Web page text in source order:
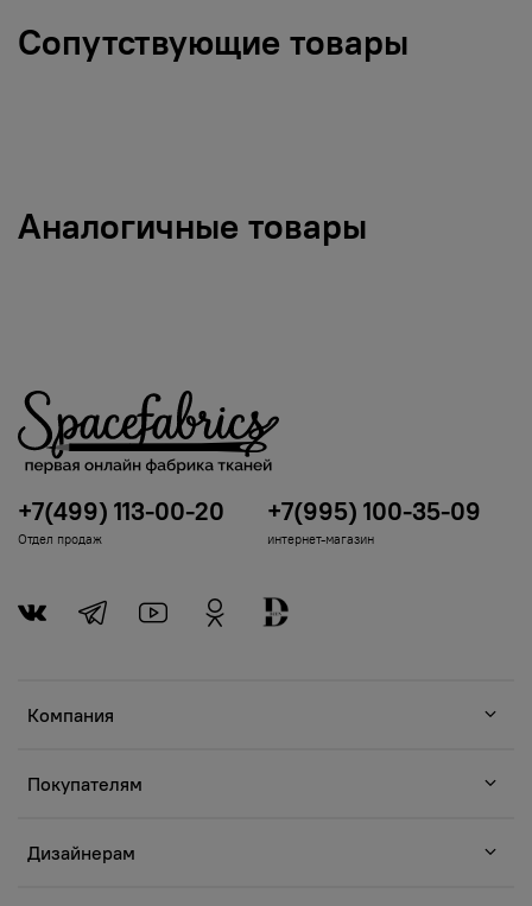
Сопутствующие товары
Аналогичные товары
Компания
Покупателям
Дизайнерам
+7(499) 113-00-20
Отдел продаж
+7(995) 100-35-09
интернет-магазин